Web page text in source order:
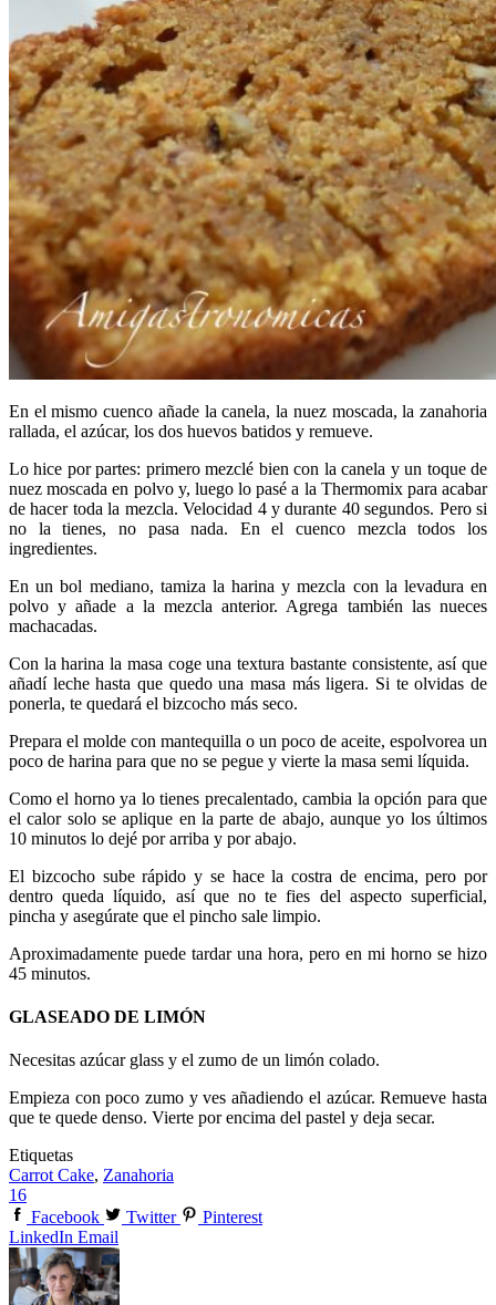
En el mismo cuenco añade la canela, la nuez moscada, la zanahoria
rallada, el azúcar, los dos huevos batidos y remueve.
Lo hice por partes: primero mezclé bien con la canela y un toque de
nuez moscada en polvo y, luego lo pasé a la Thermomix para acabar
de hacer toda la mezcla. Velocidad 4 y durante 40 segundos. Pero si
no la tienes, no pasa nada. En el cuenco mezcla todos los
ingredientes.
En un bol mediano, tamiza la harina y mezcla con la levadura en
polvo y añade a la mezcla anterior. Agrega también las nueces
machacadas.
Con la harina la masa coge una textura bastante consistente, así que
añadí leche hasta que quedo una masa más ligera. Si te olvidas de
ponerla, te quedará el bizcocho más seco.
Prepara el molde con mantequilla o un poco de aceite, espolvorea un
poco de harina para que no se pegue y vierte la masa semi líquida.
Como el horno ya lo tienes precalentado, cambia la opción para que
el calor solo se aplique en la parte de abajo, aunque yo los últimos
10 minutos lo dejé por arriba y por abajo.
El bizcocho sube rápido y se hace la costra de encima, pero por
dentro queda líquido, así que no te fies del aspecto superficial,
pincha y asegúrate que el pincho sale limpio.
Aproximadamente puede tardar una hora, pero en mi horno se hizo
45 minutos.
GLASEADO DE LIMÓN
Necesitas azúcar glass y el zumo de un limón colado.
Empieza con poco zumo y ves añadiendo el azúcar. Remueve hasta
que te quede denso. Vierte por encima del pastel y deja secar.
Etiquetas
Carrot Cake, Zanahoria
16
Facebook
Twitter
Pinterest
LinkedIn Email